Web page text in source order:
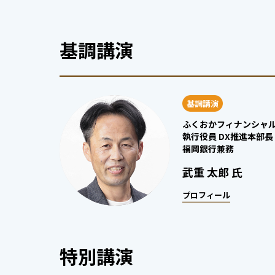
基調講演
基調講演
ふくおかフィナンシャ
執行役員 DX推進本部長
福岡銀行兼務
武重 太郎 氏
プロフィール
特別講演